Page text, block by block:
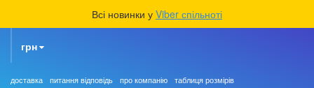
Всі новинки у Viber спільноті
грн
доставка питання відповідь про компанію таблиця розмірів